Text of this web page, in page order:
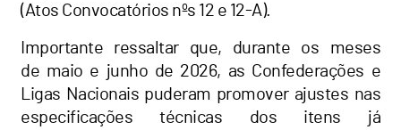
(Atos Convocatórios nºs 12 e 12-A).
Importante ressaltar que, durante os meses
de maio e junho de 2026, as Confederações e
Ligas Nacionais puderam promover ajustes nas
especificações técnicas dos itens já